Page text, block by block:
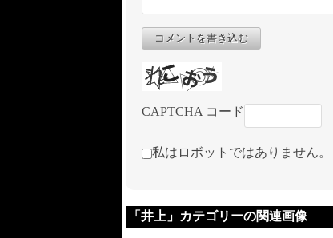
コメントを書き込む
CAPTCHA コード
私はロボットではありません。
「井上」カテゴリーの関連画像